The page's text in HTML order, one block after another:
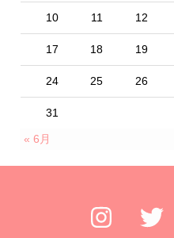
10 11 12
17 18 19
24 25 26
31
« 6月